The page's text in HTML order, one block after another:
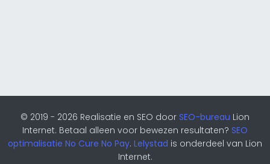
© 2019 - 2026 Realisatie en SEO door SEO-bureau Lion
Internet. Betaal alleen voor bewezen resultaten? SEO
optimalisatie No Cure No Pay. Lelystad is onderdeel van Lion
Internet.